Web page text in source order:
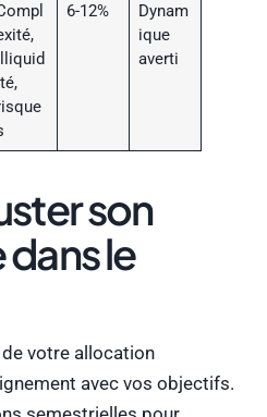
6-12%
Dynam
ique
averti
son
le
votre allocation
avec vos objectifs.